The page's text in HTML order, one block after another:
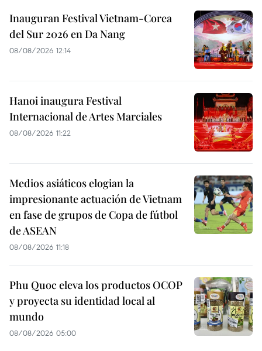
Inauguran Festival Vietnam-Corea
del Sur 2026 en Da Nang
08/08/2026 12:14
Hanoi inaugura Festival
Internacional de Artes Marciales
08/08/2026 11:22
Medios asiáticos elogian la
impresionante actuación de Vietnam
en fase de grupos de Copa de fútbol
de ASEAN
08/08/2026 11:18
Phu Quoc eleva los productos OCOP
y proyecta su identidad local al
mundo
08/08/2026 05:00